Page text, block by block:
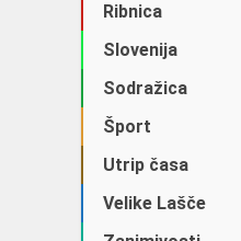
Ribnica
Slovenija
Sodražica
Šport
Utrip časa
Velike Lašče